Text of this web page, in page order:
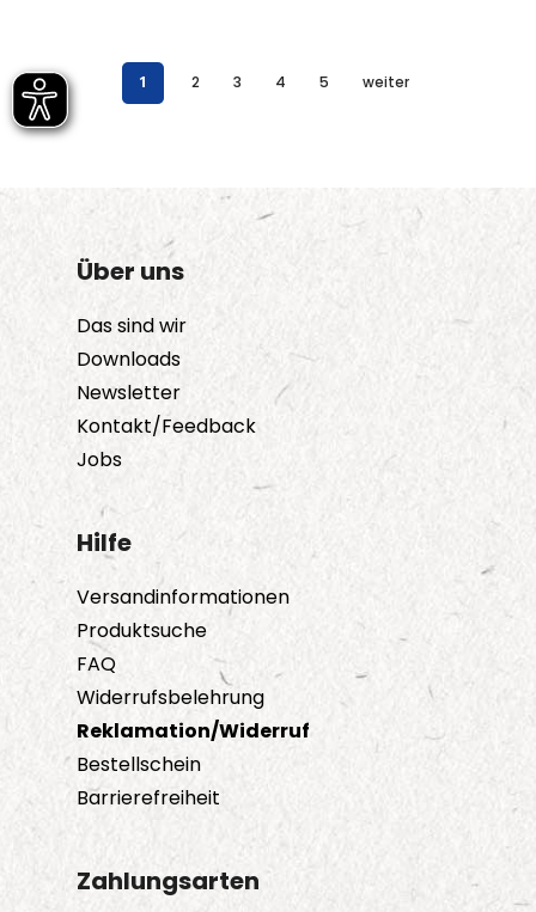
1 2 3 4 5 weiter
Über uns
Das sind wir
Downloads
Newsletter
Kontakt/Feedback
Jobs
Hilfe
Versandinformationen
Produktsuche
FAQ
Widerrufsbelehrung
Reklamation/Widerruf
Bestellschein
Barrierefreiheit
Zahlungsarten